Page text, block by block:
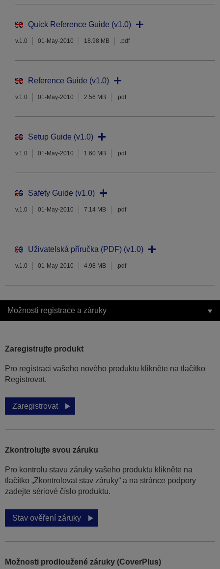
Quick Reference Guide (v1.0)
v.1.0 01-May-2010 18.98 MB .pdf
Reference Guide (v1.0)
v.1.0 01-May-2010 2.56 MB .pdf
Setup Guide (v1.0)
v.1.0 01-May-2010 1.60 MB .pdf
Safety Guide (v1.0)
v.1.0 01-May-2010 7.14 MB .pdf
Uživatelská příručka (PDF) (v1.0)
v.1.0 01-May-2010 4.98 MB .pdf
Možnosti registrace a záruky
Zaregistrujte produkt
Pro registraci vašeho nového produktu klikněte na tlačítko
Registrovat.
Zaregistrovat
Zkontrolujte svou záruku
Pro kontrolu stavu záruky vašeho produktu klikněte na
tlačítko „Zkontrolovat stav záruky“ a na stránce podpory
zadejte sériové číslo produktu.
Stav ověření záruky
Možnosti prodloužené záruky (CoverPlus)